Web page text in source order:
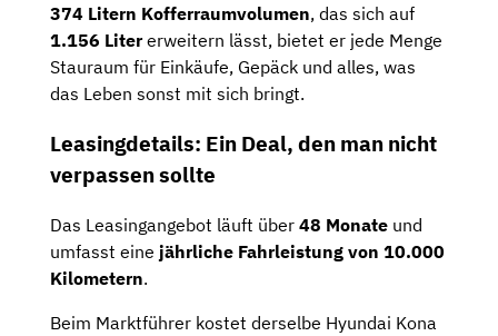
374 Litern Kofferraumvolumen, das sich auf
1.156 Litererweitern lässt, bietet er jede Menge
Stauraum für Einkäufe, Gepäck und alles, was
das Leben sonst mit sich bringt.
Leasingdetails: Ein Deal, den man nicht
verpassen sollte
Das Leasingangebot läuft über 48 Monate und
umfasst eine jährliche Fahrleistung von 10.000
Kilometern.
Beim Marktführer kostet derselbe Hyundai Kona